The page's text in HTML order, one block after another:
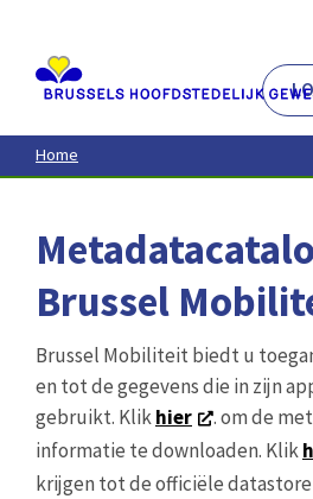
contenu
principal
Home
Brussel
Brussel Mobiliteit biedt u
en tot de gegevens die in zijn
gebruikt. Klikhier
. om de
informatie te downloaden. Klik
krijgen tot de officiële